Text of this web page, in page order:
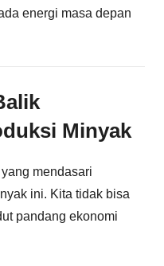
energi masa depan
Minyak
mendasari
ini. Kita tidak bisa
pandang ekonomi